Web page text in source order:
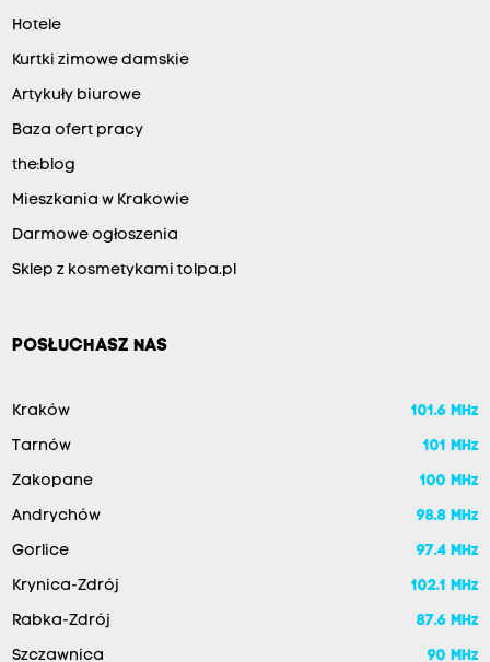
Hotele
Kurtki zimowe damskie
Artykuły biurowe
Baza ofert pracy
the:blog
Mieszkania w Krakowie
Darmowe ogłoszenia
Sklep z kosmetykami tolpa.pl
POSŁUCHASZ NAS
Kraków 101.6 MHz
Tarnów 101 MHz
Zakopane 100 MHz
Andrychów 98.8 MHz
Gorlice 97.4 MHz
Krynica-Zdrój 102.1 MHz
Rabka-Zdrój 87.6 MHz
Szczawnica 90 MHz